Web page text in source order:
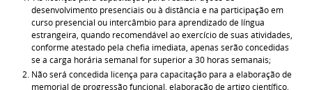
desenvolvimento presenciais ou à distância e na participação em
curso presencial ou intercâmbio para aprendizado de língua
estrangeira, quando recomendável ao exercício de suas atividades,
conforme atestado pela chefia imediata, apenas serão concedidas
se a carga horária semanal for superior a 30 horas semanais;
Não será concedida licença para capacitação para a elaboração de
memorial de progressão funcional, elaboração de artigo científico,